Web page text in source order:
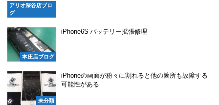
アリオ深谷店ブロ
グ
本庄店ブログ
iPhone6S バッテリー拡張修理
未分類
iPhoneの画面が粉々に割れると他の箇所も故障する
可能性がある